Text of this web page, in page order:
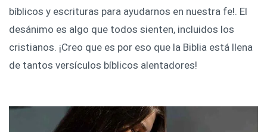
bíblicos y escrituras para ayudarnos en nuestra fe!. El
desánimo es algo que todos sienten, incluidos los
cristianos. ¡Creo que es por eso que la Biblia está llena
de tantos versículos bíblicos alentadores!